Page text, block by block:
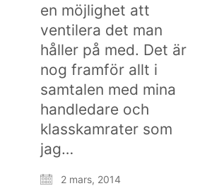
en möjlighet att
ventilera det man
håller på med. Det är
nog framför allt i
samtalen med mina
handledare och
klasskamrater som
jag…
2 mars, 2014